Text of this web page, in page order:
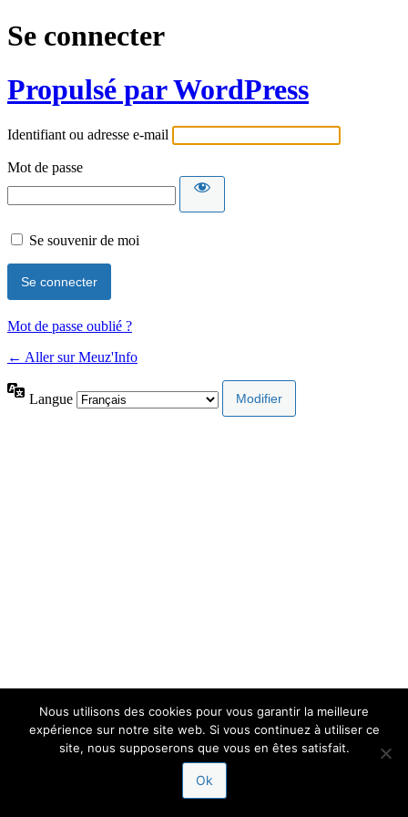
Se connecter
Propulsé par WordPress
Identifiant ou adresse e-mail
Mot de passe
Se souvenir de moi
Mot de passe oublié ?
← Aller sur Meuz'Info
Langue
Nous utilisons des cookies pour vous garantir la meilleure
expérience sur notre site web. Si vous continuez à utiliser ce
site, nous supposerons que vous en êtes satisfait.
Ok